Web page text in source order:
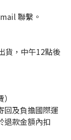
聯繫。
貨，中午12點後
回及負擔國際運
退款金額內扣